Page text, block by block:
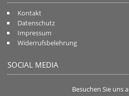
Kontakt
Datenschutz
Impressum
Widerrufsbelehrung
SOCIAL MEDIA
Besuchen Sie uns